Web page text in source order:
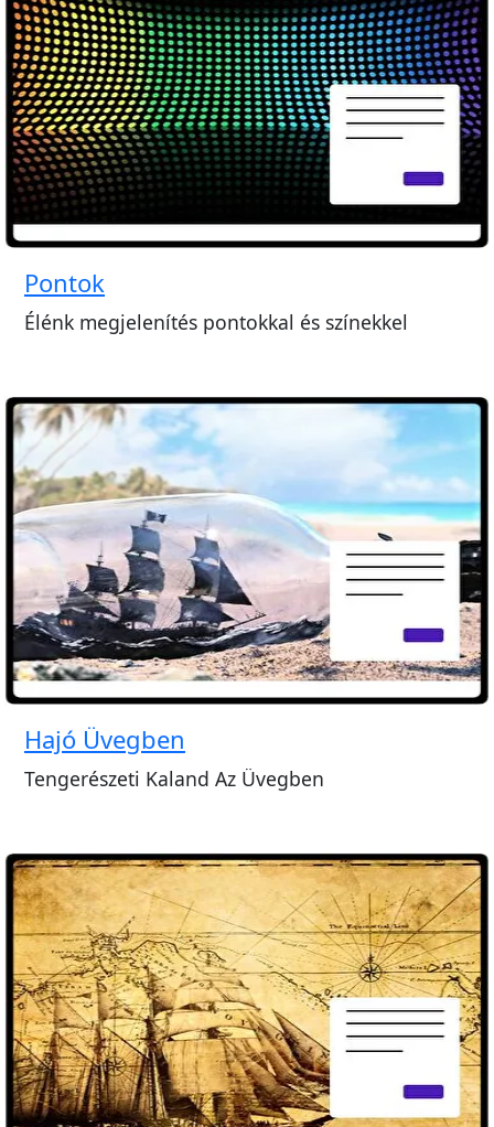
Pontok
Élénk megjelenítés pontokkal és színekkel
Hajó Üvegben
Tengerészeti Kaland Az Üvegben